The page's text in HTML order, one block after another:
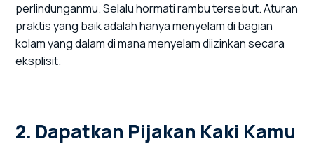
perlindunganmu. Selalu hormati rambu tersebut. Aturan
praktis yang baik adalah hanya menyelam di bagian
kolam yang dalam di mana menyelam diizinkan secara
eksplisit.
2. Dapatkan Pijakan Kaki Kamu